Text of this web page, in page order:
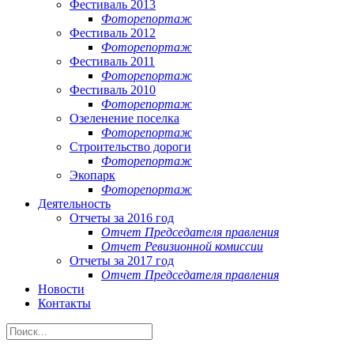
Фестиваль 2013
Фоторепортаж
Фестиваль 2012
Фоторепортаж
Фестиваль 2011
Фоторепортаж
Фестиваль 2010
Фоторепортаж
Озеленение поселка
Фоторепортаж
Строительство дороги
Фоторепортаж
Экопарк
Фоторепортаж
Деятельность
Отчеты за 2016 год
Отчет Председателя правления
Отчет Ревизионной комиссии
Отчеты за 2017 год
Отчет Председателя правления
Новости
Контакты